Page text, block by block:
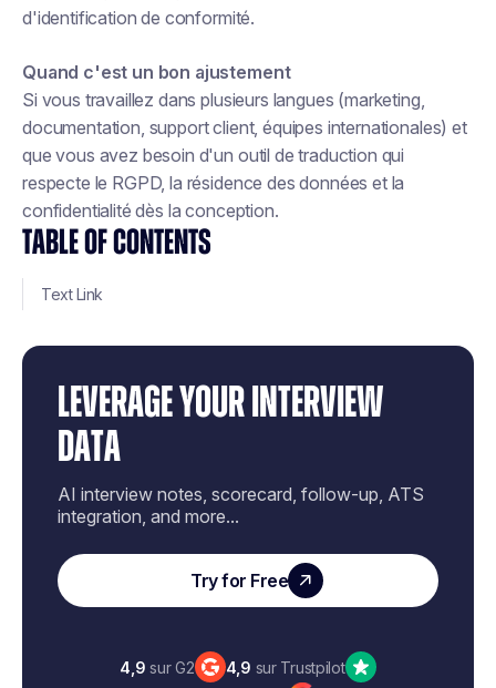
TABLE OF CONTENTS
Text Link
LEVERAGE YOUR INTERVIEW
DATA
AI interview notes, scorecard, follow-up, ATS
integration, and more...
Try for Free
4,9 sur G2 4,9 sur Trustpilot
d'identification de conformité.
Quand c'est un bon ajustement
Si vous travaillez dans plusieurs langues (marketing,
documentation, support client, équipes internationales) et
que vous avez besoin d'un outil de traduction qui
respecte le RGPD, la résidence des données et la
confidentialité dès la conception.